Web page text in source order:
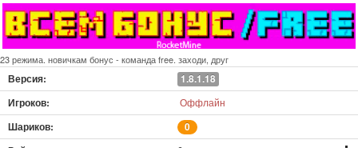
23 режима. новичкам бонус - команда free. заходи, друг
1.8.1.18
Оффлайн
0